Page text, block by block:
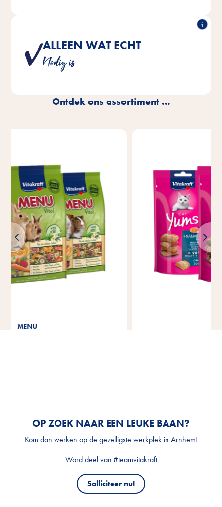
ALLEEN WAT ECHT
Nodig is
We gebruiken voedingsstoffen alleen in hoeveelheden
die echt passen bij de behoeften van jouw huisdier.
Ontdek ons assortiment ...
OP ZOEK NAAR EEN LEUKE BAAN?
Kom dan werken op de gezelligste werkplek in Arnhem!
Word deel van #teamvitakraft
Solliciteer nu!